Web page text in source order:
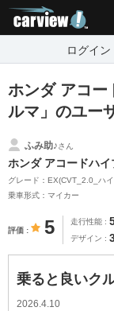
ログイン
ホンダ アコー
ルマ」のユー
ふみ助♪さん
ホンダ アコードハイ
グレード：EX(CVT_2.0_ハ
乗車形式：マイカー
評価 5 走行性能
デザイン
乗ると良いク
2026.4.10